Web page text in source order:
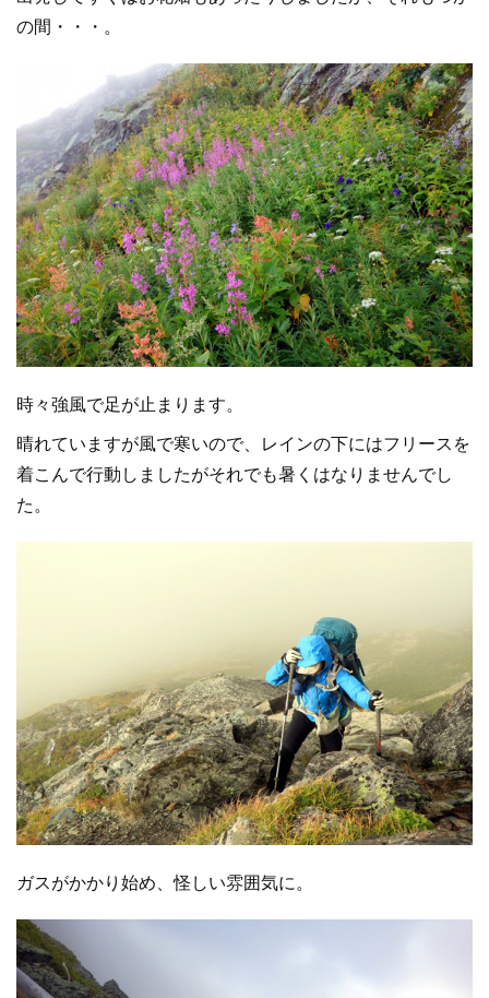
の間・・・。
時々強風で足が止まります。
晴れていますが風で寒いので、レインの下にはフリースを
着こんで行動しましたがそれでも暑くはなりませんでし
た。
ガスがかかり始め、怪しい雰囲気に。